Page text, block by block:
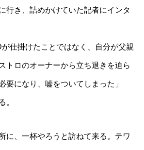
行き、詰めかけていた記者にインタ
が仕掛けたことではなく、自分が父親
トロのオーナーから立ち退きを迫ら
要になり、嘘をついてしまった」
。
に、一杯やろうと訪ねて来る。テワ